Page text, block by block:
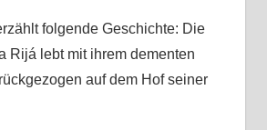
folgende Geschichte: Die
Rijá lebt mit ihrem dementen
auf dem Hof seiner